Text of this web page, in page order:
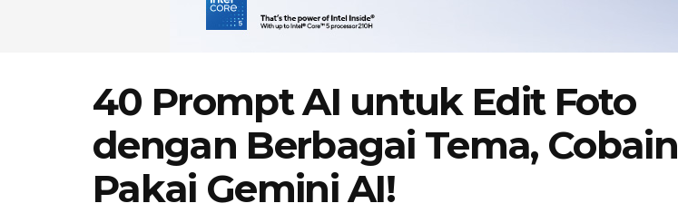
40 Prompt AI untuk Edit Foto
dengan Berbagai Tema, Cobain
Pakai Gemini AI!